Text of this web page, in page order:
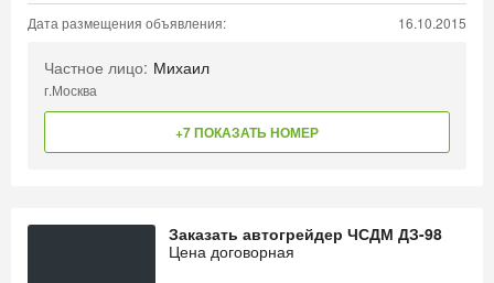
Дата размещения объявления: 16.10.2015
Частное лицо: Михаил
г.Москва
+7 ПОКАЗАТЬ НОМЕР
Заказать автогрейдер ЧСДМ ДЗ-98
Цена договорная